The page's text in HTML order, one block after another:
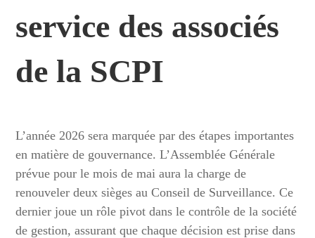
service des associés
de la SCPI
L’année 2026 sera marquée par des étapes importantes
en matière de gouvernance. L’Assemblée Générale
prévue pour le mois de mai aura la charge de
renouveler deux sièges au Conseil de Surveillance. Ce
dernier joue un rôle pivot dans le contrôle de la société
de gestion, assurant que chaque décision est prise dans